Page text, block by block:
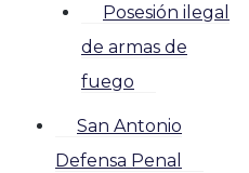
Posesión ilegal
de armas de
fuego
San Antonio
Defensa Penal